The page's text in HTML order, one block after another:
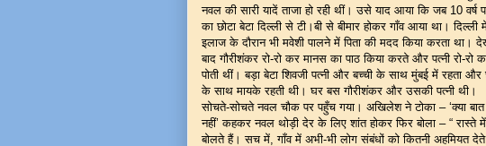
नवल की सारी यादें ताजा हो रही थीं। उसे याद आया कि जब 10
का छोटा बेटा दिल्ली से टी।बी से बीमार होकर गाँव आया था।
इलाज के दौरान भी मवेशी पालने में पिता की मदद किया करता
बाद गौरीशंकर रो-रो कर मानस का पाठ किया करते और पत्नी रो-
पोती थीं। बड़ा बेटा शिवजी पत्नी और बच्ची के साथ मुंबई में
के साथ मायके रहती थी। घर बस गौरीशंकर और उसकी पत्नी थी।
सोचते-सोचते नवल चौक पर पहुँच गया। अखिलेश ने टोका – ‘क्या
नहीं’ कहकर नवल थोड़ी देर के लिए शांत होकर फिर बोला – “ रास्ते
बोलते हैं। सच में, गाँव में अभी-भी लोग संबंधों को कितनी अहमियत